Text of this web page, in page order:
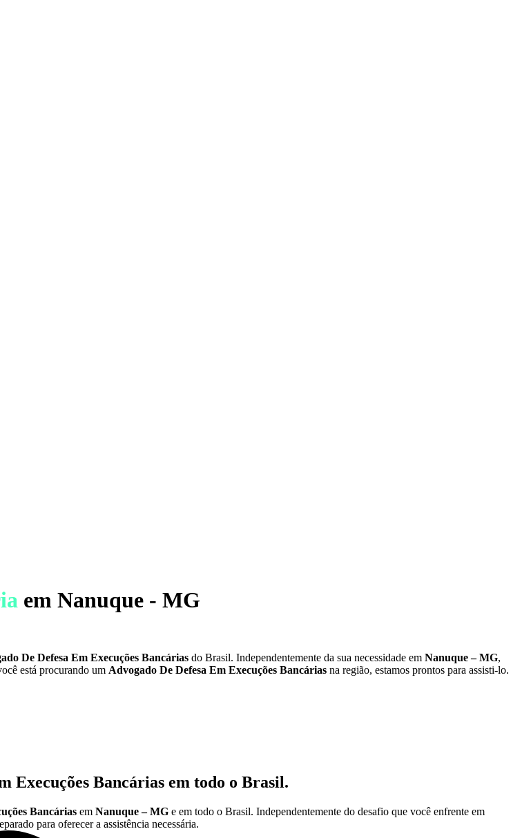
em Nanuque - MG
De Defesa Em Execuções Bancárias do Brasil. Independentemente da sua necessidade em Nanuque – MG,
está procurando um Advogado De Defesa Em Execuções Bancárias na região, estamos prontos para assisti-lo.
Execuções Bancárias em todo o Brasil.
Bancárias em Nanuque – MG e em todo o Brasil. Independentemente do desafio que você enfrente em
para oferecer a assistência necessária.